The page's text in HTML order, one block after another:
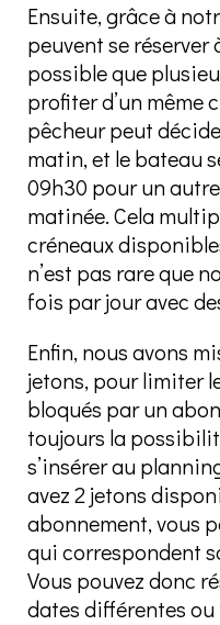
Ensuite, grâce à
peuvent se réserver
possible que
profiter d’un même
pêcheur peut
matin, et le bateau
09h30 pour un
matinée. Cela
créneaux
n’est pas rare que
fois par jour avec
Enfin, nous avons
jetons, pour limiter
bloqués par un
toujours la
s’insérer au
avez 2 jetons
abonnement, vous
qui correspondent
Vous pouvez donc
dates différentes ou